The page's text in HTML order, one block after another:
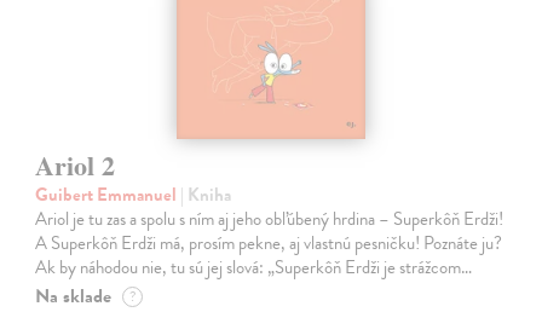
Ariol 2
Guibert Emmanuel | Kniha
Ariol je tu zas a spolu s ním aj jeho obľúbený hrdina – Superkôň Erdži!
A Superkôň Erdži má, prosím pekne, aj vlastnú pesničku! Poznáte ju?
Ak by náhodou nie, tu sú jej slová: „Superkôň Erdži je strážcom…
Na sklade ?